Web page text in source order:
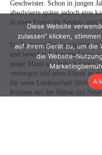
Diese Website
zulassen“ klicken,
auf Ihrem Gerät zu, um die
die Website-